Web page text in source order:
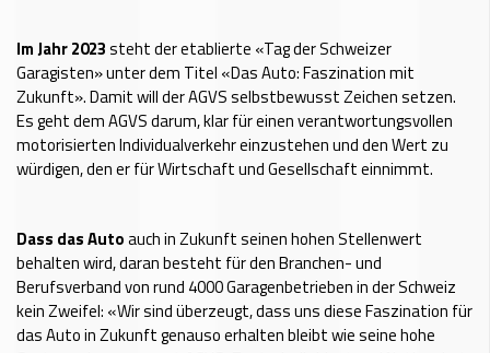
Im Jahr 2023steht der etablierte «Tag der Schweizer
Garagisten» unter dem Titel «Das Auto: Faszination mit
Zukunft». Damit will der AGVS selbstbewusst Zeichen setzen.
Es geht dem AGVS darum, klar für einen verantwortungsvollen
motorisierten Individualverkehr einzustehen und den Wert zu
würdigen, den er für Wirtschaft und Gesellschaft einnimmt.
Dass das Autoauch in Zukunft seinen hohen Stellenwert
behalten wird, daran besteht für den Branchen- und
Berufsverband von rund 4000 Garagenbetrieben in der Schweiz
kein Zweifel: «Wir sind überzeugt, dass uns diese Faszination für
das Auto in Zukunft genauso erhalten bleibt wie seine hohe